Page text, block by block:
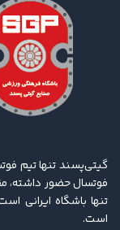
گیتی‌پسند تنها تیم
فوتسال حضور داشته،
تنها باشگاه ایرانی
است.